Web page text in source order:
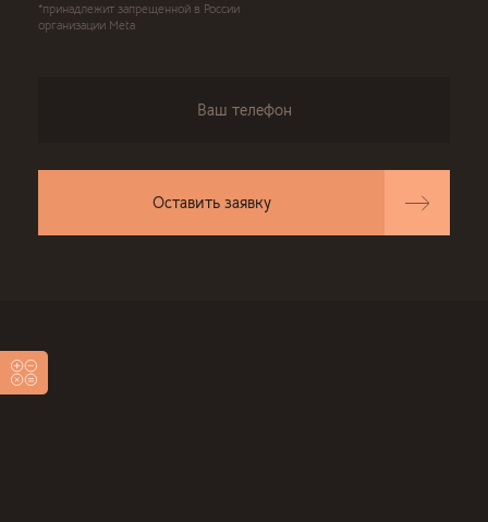
*принадлежит запрещенной в России
организации Meta
Оставить заявку